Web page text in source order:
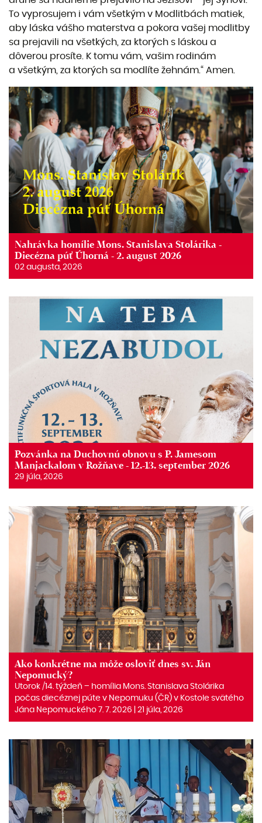
To vyprosujem i vám všetkým v Modlitbách matiek,
aby láska vášho materstva a pokora vašej modlitby
sa prejavili na všetkých, za ktorých s láskou a
dôverou prosíte. K tomu vám, vašim rodinám
a všetkým, za ktorých sa modlíte žehnám.“ Amen.
Nahrávka homílie Mons. Stanislava Stolárika -
Diecézna púť Úhorná - 2. august 2026
02 augusta, 2026
Pozvánka na Duchovnú obnovu s P. Jamesom
Manjackalom v Rožňave - 12.-13. september 2026
29 júla, 2026
Ako konkrétne ma môže osloviť dnes sv. Ján
Nepomucký?
Utorok /14. týždeň – homília Mons. Stanislava Stolárika
počas diecéznej púte v Nepomuku (ČR) v Kostole svätého
Jána Nepomuckého 7. 7. 2026 | 21 júla, 2026